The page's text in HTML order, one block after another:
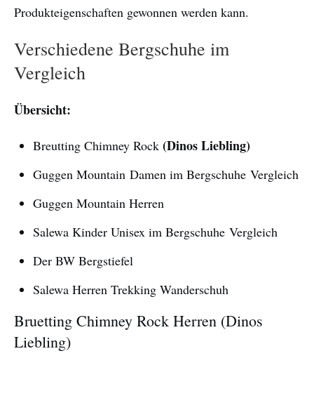
Produkteigenschaften gewonnen werden kann.
Verschiedene Bergschuhe im
Vergleich
Übersicht:
Breutting Chimney Rock (Dinos Liebling)
Guggen Mountain Damen im Bergschuhe Vergleich
Guggen Mountain Herren
Salewa Kinder Unisex im Bergschuhe Vergleich
Der BW Bergstiefel
Salewa Herren Trekking Wanderschuh
Bruetting Chimney Rock Herren (Dinos
Liebling)